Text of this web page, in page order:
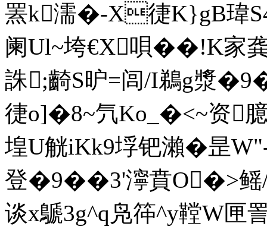
罴k濡�-X徢K}gB瑋
阑Ul~垮€X唄��!K家
誅;齮S昈=闾/I鵜g漿
徢o]�8~氕Ko_�<~资
堭U觥iKk9垺钯瀨�昰W"-
登�9��3'濘賁O�>
谈x鷈3g^q凫筗^y鞺W匣